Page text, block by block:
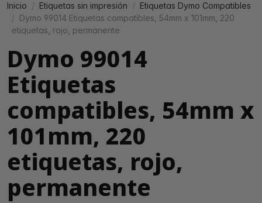
Inicio Etiquetas sin impresión
Etiquetas Dymo Compatibles
Dymo 99014 Etiquetas compatibles, 54mm x 101mm, 220
etiquetas, rojo, permanente
Dymo 99014
Etiquetas
compatibles, 54mm x
101mm, 220
etiquetas, rojo,
permanente